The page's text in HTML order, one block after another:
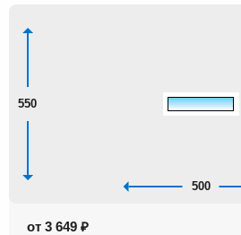
550
500
от 3 649 ₽